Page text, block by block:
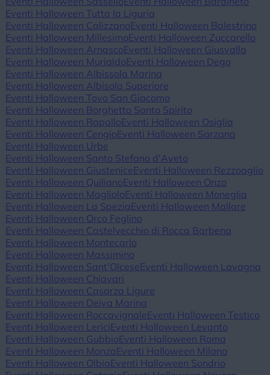
Eventi Halloween Tutta la Liguria
Eventi Halloween CalizzanoEventi Halloween Balestrino
Eventi Halloween MillesimoEventi Halloween Zuccarello
Eventi Halloween ArnascoEventi Halloween Giusvalla
Eventi Halloween MurialdoEventi Halloween Dego
Eventi Halloween Albissola Marina
Eventi Halloween Albisola Superiore
Eventi Halloween Tovo San Giacomo
Eventi Halloween Borghetto Santo Spirito
Eventi Halloween RapalloEventi Halloween Osiglia
Eventi Halloween CengioEventi Halloween Sarzana
Eventi Halloween Urbe
Eventi Halloween Santo Stefano d'Aveto
Eventi Halloween GiusteniceEventi Halloween Rezzoaglio
Eventi Halloween QuilianoEventi Halloween Onzo
Eventi Halloween MaglioloEventi Halloween Moneglia
Eventi Halloween La Spezia Eventi Halloween Mallare
Eventi Halloween Orco Feglino
Eventi Halloween Castelvecchio di Rocca Barbena
Eventi Halloween Montecarlo
Eventi Halloween Massimino
Eventi Halloween Sant'OlceseEventi Halloween Lavagna
Eventi Halloween Chiavari
Eventi Halloween Casarza Ligure
Eventi Halloween Deiva Marina
Eventi Halloween RoccavignaleEventi Halloween Testico
Eventi Halloween LericiEventi Halloween Levanto
Eventi Halloween GubbioEventi Halloween Roma
Eventi Halloween Monza Eventi Halloween Milano
Eventi Halloween Olbia Eventi Halloween Sondrio